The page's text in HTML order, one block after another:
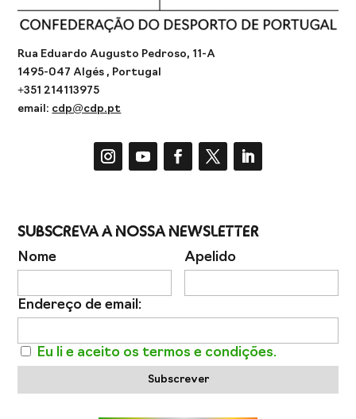
Rua Eduardo Augusto Pedroso, 11-A
1495-047 Algés , Portugal
+351 214113975
email: cdp@cdp.pt
Subscreva a Nossa Newsletter
Nome Apelido
Endereço de email:
Eu li e aceito os termos e condições.
Subscrever